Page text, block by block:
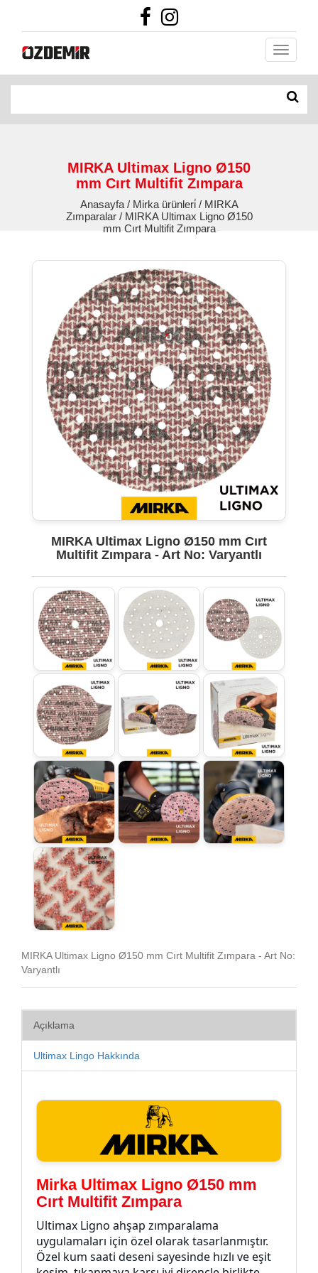
MIRKA Ultimax Ligno Ø150
mm Cırt Multifit Zımpara
Anasayfa / Mirka ürünleri̇ / MIRKA
Zımparalar / MIRKA Ultimax Ligno Ø150
mm Cırt Multifit Zımpara
MIRKA Ultimax Ligno Ø150 mm Cırt
Multifit Zımpara - Art No: Varyantlı
MIRKA Ultimax Ligno Ø150 mm Cırt Multifit Zımpara - Art No:
Varyantlı
Açıklama
Ultimax Lingo Hakkında
Mirka Ultimax Ligno Ø150 mm
Cırt Multifit Zımpara
Ultimax Ligno ahşap zımparalama
uygulamaları için özel olarak tasarlanmıştır.
Özel kum saati deseni sayesinde hızlı ve eşit